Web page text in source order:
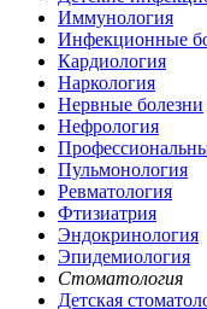
Иммунология
Инфекционные
Кардиология
Наркология
Нервные болезни
Нефрология
Пульмонология
Ревматология
Фтизиатрия
Эндокринология
Эпидемиология
Стоматология
Детская